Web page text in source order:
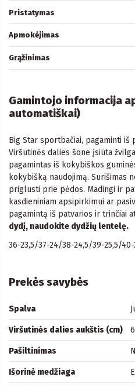
Pristatymas
Apmokėjimas
Grąžinimas
Gamintojo informacija
automatiškai)
Big Star sportbačiai, pagaminti iš
Viršutinės dalies šone įsiūta
pagamintas iš kokybiškos
kokybišką naudojimą. Surišimas
priglusti prie pėdos. Madingi ir
kasdieniniam apsipirkimui ar
pagamintą iš patvarios ir trinčiai
dydį, naudokite dydžių lentelę.
36-23,5/37-24/38-24,5/39-25,5/
Prekės savybės
Spalva
Viršutinės dalies aukštis (cm)
Pašiltinimas
Išorinė medžiaga